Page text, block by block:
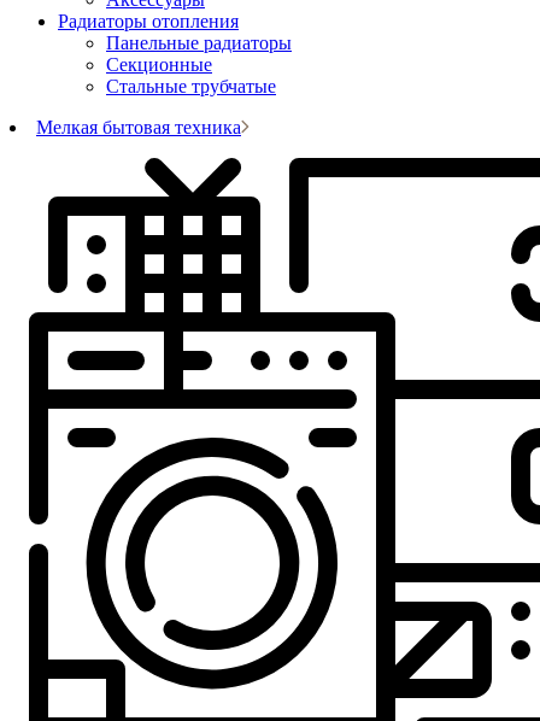
Радиаторы отопления
Панельные радиаторы
Секционные
Стальные трубчатые
Мелкая бытовая техника